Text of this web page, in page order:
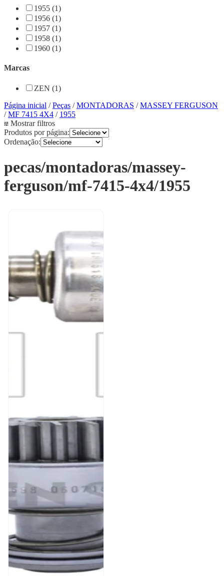
1955 (1)
1956 (1)
1957 (1)
1958 (1)
1960 (1)
Marcas
ZEN (1)
Página inicial /Peças /MONTADORAS /MASSEY FERGUSON
/MF 7415 4X4 / 1955
Mostrar filtros
Produtos por página:
Ordenação:
pecas/montadoras/massey-
ferguson/mf-7415-4x4/1955